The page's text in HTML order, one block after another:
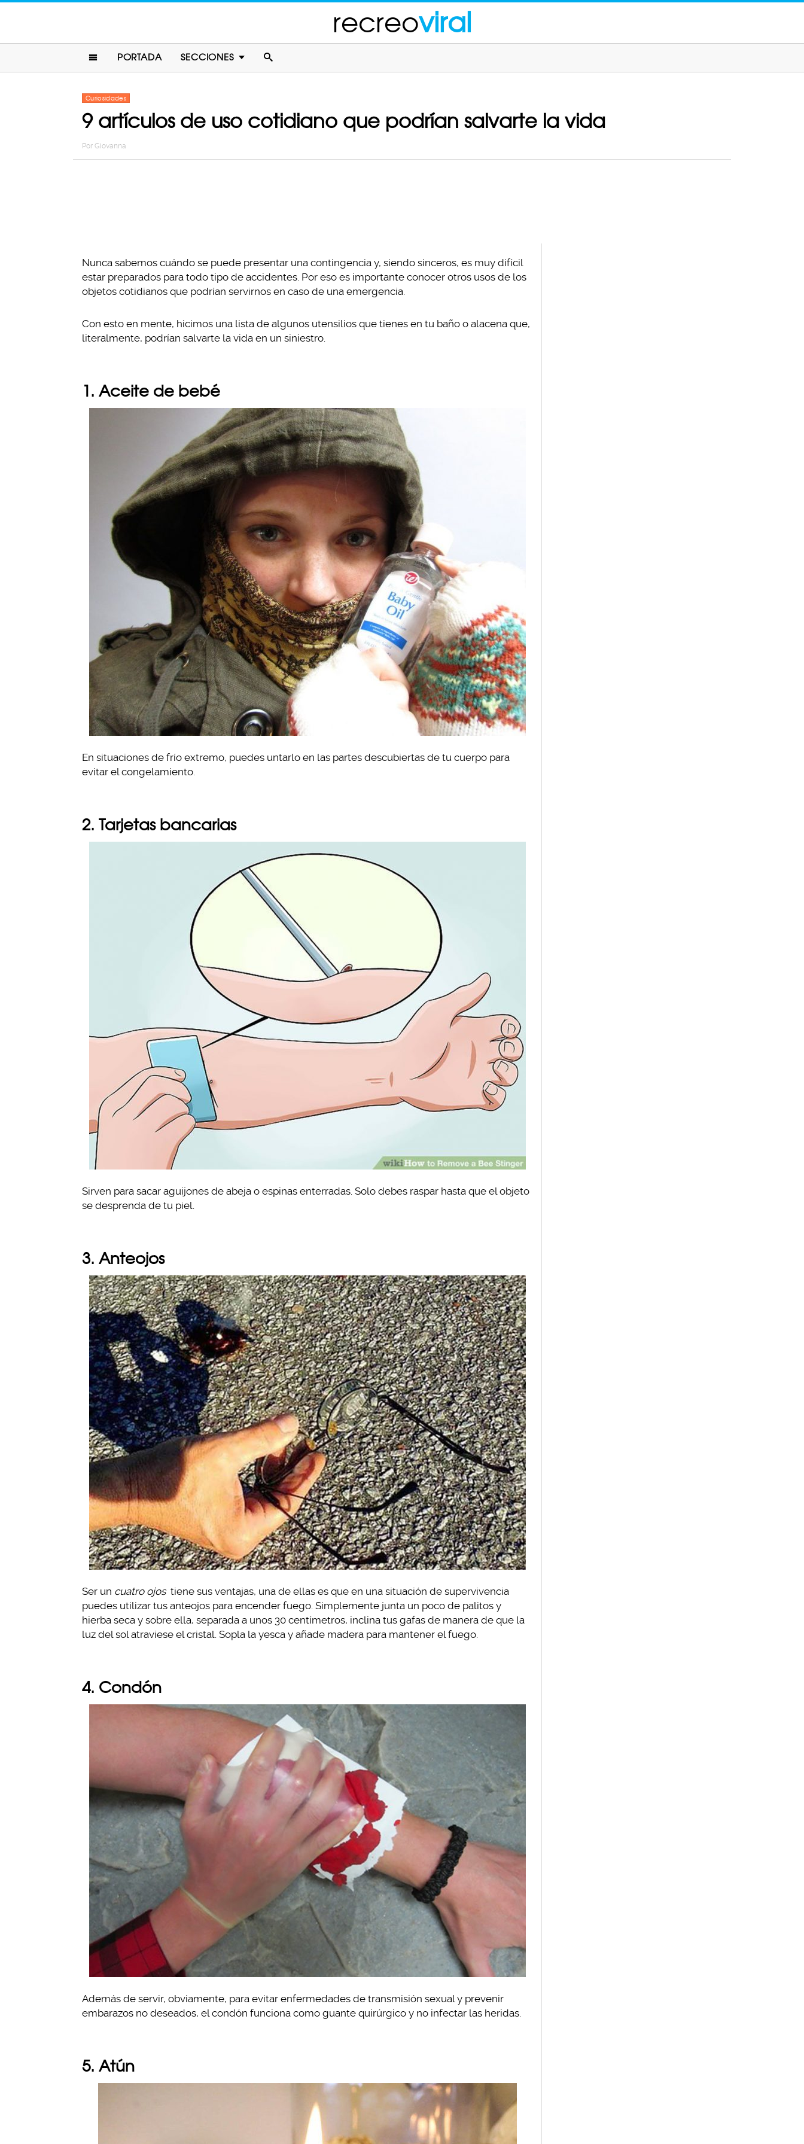
recreoviral
PORTADA SECCIONES
Curiosidades
9 artículos de uso cotidiano que podrían salvarte la vida
Por Giovanna
Nunca sabemos cuándo se puede presentar una contingencia y, siendo sinceros, es muy difícil
estar preparados para todo tipo de accidentes. Por eso es importante conocer otros usos de los
objetos cotidianos que podrían servirnos en caso de una emergencia.
Con esto en mente, hicimos una lista de algunos utensilios que tienes en tu baño o alacena que,
literalmente, podrían salvarte la vida en un siniestro.
1. Aceite de bebé
En situaciones de frío extremo, puedes untarlo en las partes descubiertas de tu cuerpo para
evitar el congelamiento.
2. Tarjetas bancarias
Sirven para sacar aguijones de abeja o espinas enterradas. Solo debes raspar hasta que el objeto
se desprenda de tu piel.
3. Anteojos
Ser un cuatro ojos tiene sus ventajas, una de ellas es que en una situación de supervivencia
puedes utilizar tus anteojos para encender fuego. Simplemente junta un poco de palitos y
hierba seca y sobre ella, separada a unos 30 centímetros, inclina tus gafas de manera de que la
luz del sol atraviese el cristal. Sopla la yesca y añade madera para mantener el fuego.
4. Condón
Además de servir, obviamente, para evitar enfermedades de transmisión sexual y prevenir
embarazos no deseados, el condón funciona como guante quirúrgico y no infectar las heridas.
5. Atún